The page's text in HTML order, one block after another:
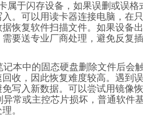
属于闪存设备，如果误删或误格
。可以用读卡器连接电脑，在
恢复软件扫描文件。如果设备
要送专业厂商处理，避免反复
记本中的固态硬盘删除文件后会
收，因此恢复难度较高。遇到
写入新数据。可以尝试用镜像
异常或主控芯片损坏，普通软件
。